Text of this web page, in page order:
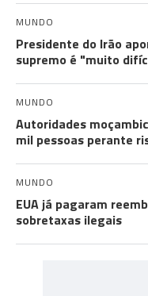
MUNDO
Presidente do Irão
supremo é "muito
MUNDO
Autoridades
mil pessoas perante
MUNDO
EUA já pagaram
sobretaxas ilegais